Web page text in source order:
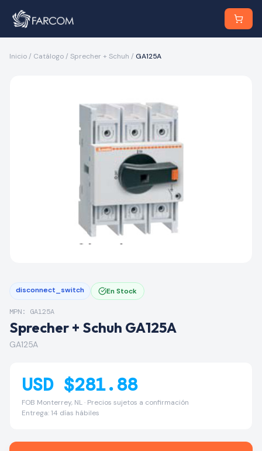
Inicio / Catálogo / Sprecher + Schuh / GA125A
disconnect_switch En Stock
MPN: GA125A
Sprecher + Schuh GA125A
GA125A
USD $281.88
FOB Monterrey, NL · Precios sujetos a confirmación
Entrega: 14 días hábiles